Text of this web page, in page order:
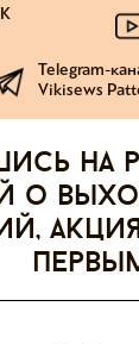
Telegram-
Vikisews
на
о